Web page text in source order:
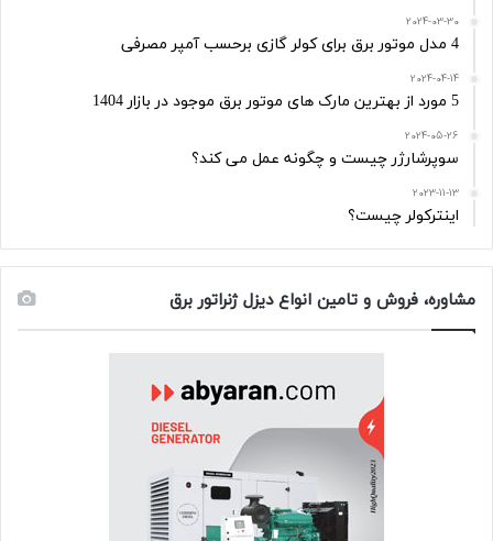
2024-03-30
4 مدل موتور برق برای کولر گازی برحسب آمپر مصرفی
2024-04-14
5 مورد از بهترین مارک های موتور برق موجود در بازار 1404
2024-05-26
سوپرشارژر چیست و چگونه عمل می کند؟
2023-11-13
اینترکولر چیست؟
مشاوره، فروش و تامین انواع دیزل ژنراتور برق